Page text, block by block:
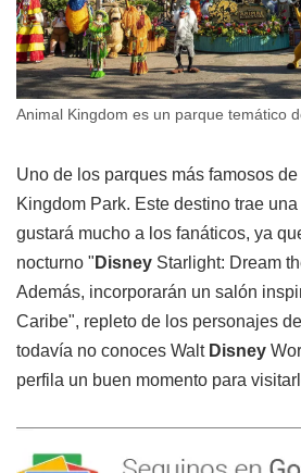
Animal Kingdom es un parque temático
Uno de los parques más famosos de
Kingdom Park. Este destino trae
gustará mucho a los fanáticos, ya
nocturno " Disney Starlight: Dream
Además, incorporarán un salón
Caribe", repleto de los personajes
todavía no conoces WaltDisney
perfila un buen momento para